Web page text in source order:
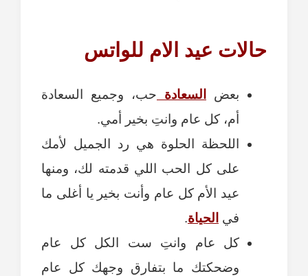
حالات عيد الام للواتس
بعض السعادة حب، وجميع السعادة
أم، كل عام وانتِ بخير أمي.
اللحظة الحلوة هي رد الجميل لأمك
على كل الحب اللي قدمته لك، ومنها
عيد الأم كل عام وأنت بخير يا أغلى ما
في الحياة.
كل عام وانتِ ست الكل كل عام
وضحكتك ما بتفارق وجهك كل عام